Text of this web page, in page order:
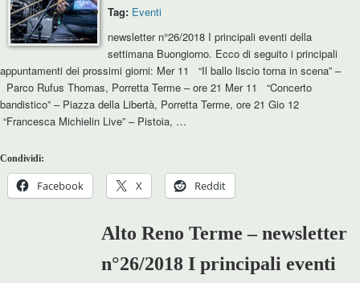
Tag: Eventi
newsletter n°26/2018 I principali eventi della
settimana Buongiorno. Ecco di seguito i principali
appuntamenti dei prossimi giorni: Mer 11 “Il ballo liscio torna in scena” –
Parco Rufus Thomas, Porretta Terme – ore 21 Mer 11 “Concerto
bandistico” – Piazza della Libertà, Porretta Terme, ore 21 Gio 12
“Francesca Michielin Live” – Pistoia, …
Condividi:
Facebook X Reddit
Alto Reno Terme – newsletter
n°26/2018 I principali eventi